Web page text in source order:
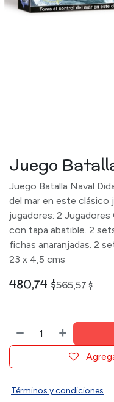
Juego
Juego Batalla Naval
del mar en este
jugadores: 2
con tapa abatible. 2
fichas anaranjadas. 2
23 x 4,5 cms
480,74 $565,57$
Términos y condiciones